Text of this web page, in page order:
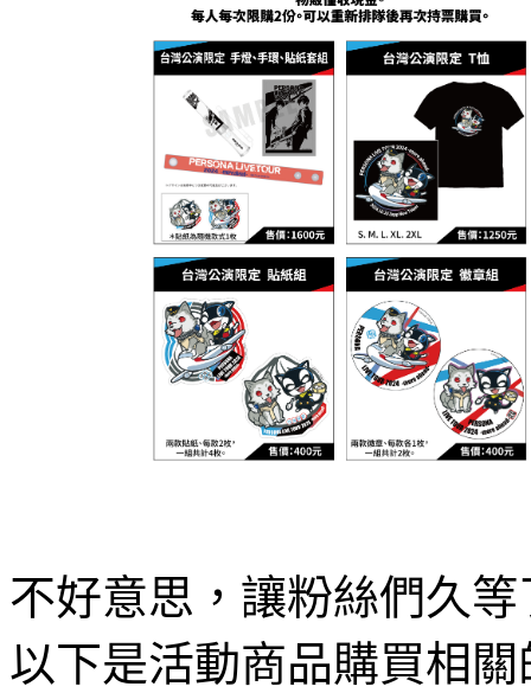
不好意思，讓粉絲們久等
以下是活動商品購買相